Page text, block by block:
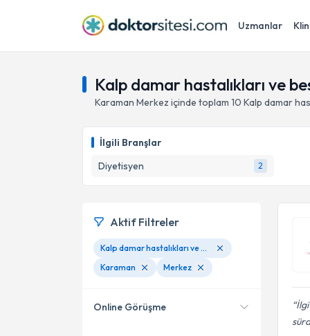
Uzmanlar
Kalp damar hastalıkları ve
Karaman Merkez içinde toplam 10 Kalp damar
İlgili Branşlar
Diyetisyen
2
Aktif Filtreler
Kalp damar hastalıkları ve beslenme
Karaman
Merkez
Online Görüşme